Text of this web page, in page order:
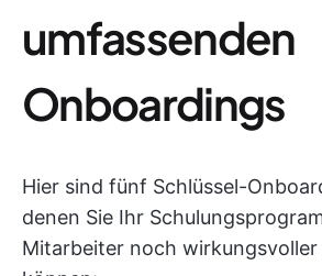
umfassenden
Onboardings
Hier sind fünf Schlüssel-
denen Sie Ihr
Mitarbeiter noch